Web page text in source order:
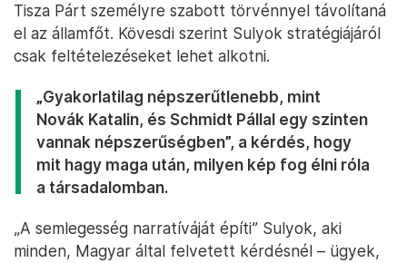
Tisza Párt személyre szabott törvénnyel távolítaná
el az államfőt. Kövesdi szerint Sulyok stratégiájáról
csak feltételezéseket lehet alkotni.
„Gyakorlatilag népszerűtlenebb, mint
Novák Katalin, és Schmidt Pállal egy szinten
vannak népszerűségben”, a kérdés, hogy
mit hagy maga után, milyen kép fog élni róla
a társadalomban.
„A semlegesség narratíváját építi” Sulyok, aki
minden, Magyar által felvetett kérdésnél – ügyek,